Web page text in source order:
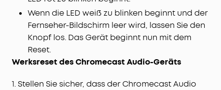
Wenn die LED weiß zu blinken beginnt und der
Fernseher-Bildschirm leer wird, lassen Sie den
Knopf los. Das Gerät beginnt nun mit dem
Reset.
Werksreset des Chromecast Audio-Geräts
1. Stellen Sie sicher, dass der Chromecast Audio